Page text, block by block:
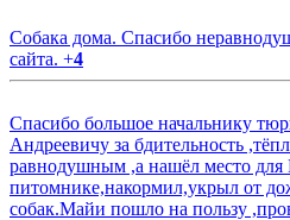
Собака дома. Спасибо
сайта. +4
Спасибо большое начальнику
Андреевичу за бдительность
равнодушным ,а нашёл место
питомнике,накормил,укрыл от
собак.Майи пошло на пользу